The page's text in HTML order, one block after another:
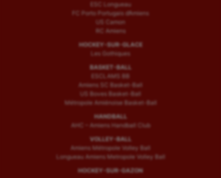
ESC Longueau
FC Porto Portugais d’Amiens
US Camon
RC Amiens
HOCKEY-SUR-GLACE
Les Gothiques
BASKET-BALL
ESCLAMS BB
Amiens SC Basket-Ball
US Boves Basket-Ball
Métropole Amiénoise Basket-Ball
HANDBALL
AHC – Amiens Handball Club
VOLLEY-BALL
Amiens Métropole Volley Ball
Longueau Amiens Metropole Volley Ball
HOCKEY-SUR-GAZON